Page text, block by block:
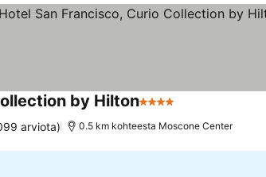
by Hilton4 Tähtiluokitus
arviota) 0.5 km kohteesta Moscone Center